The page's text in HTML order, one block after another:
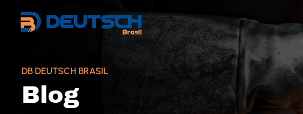
DB DEUTSCH BRASIL
Blog